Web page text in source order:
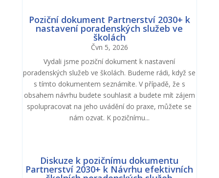
Poziční dokument Partnerství 2030+ k
nastavení poradenských služeb ve
školách
Čvn 5, 2026
Vydali jsme poziční dokument k nastavení
poradenských služeb ve školách. Budeme rádi, když se
s tímto dokumentem seznámíte. V případě, že s
obsahem návrhu budete souhlasit a budete mít zájem
spolupracovat na jeho uvádění do praxe, můžete se
nám ozvat. K pozičnímu...
Diskuze k pozičnímu dokumentu
Partnerství 2030+ k Návrhu efektivních